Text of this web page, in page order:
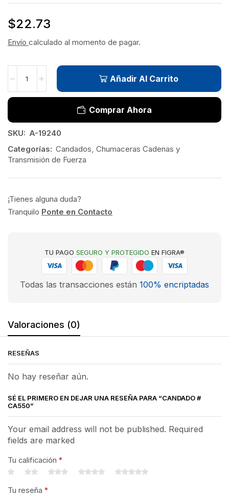
$22.73
Envío calculado al momento de pagar.
Añadir Al Carrito
Comprar Ahora
SKU: A-19240
Categorías: Candados, Chumaceras Cadenas y
Transmisión de Fuerza
¡Tienes alguna duda?
Tranquilo Ponte en Contacto
TU PAGO SEGURO Y PROTEGIDO EN FIGRA®
Todas las transacciones están 100% encriptadas
Valoraciones (0)
RESEÑAS
No hay reseñar aún.
SÉ EL PRIMERO EN DEJAR UNA RESEÑA PARA “CANDADO #
CA550”
Your email address will not be published. Required
fields are marked
Tu calificación *
Tu reseña *